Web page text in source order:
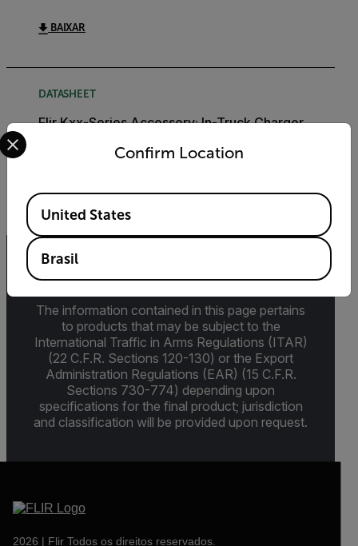
BAIXAR
DATASHEET
Flir Kxx-Series Accessory: In-Truck Charger
Export Restrictions
The information contained in this page pertains
to products that may be subject to the
International Traffic in Arms Regulations (ITAR)
(22 C.F.R. Sections 120-130) or the Export
Administration Regulations (EAR) (15 C.F.R.
Sections 730-774) depending upon
specifications for the final product; jurisdiction
and classification will be provided upon request.
2026 | Flir Todos os direitos reservados.
Confirm Location
Select your preferred country and language from the
Available Locations
United States
Brasil